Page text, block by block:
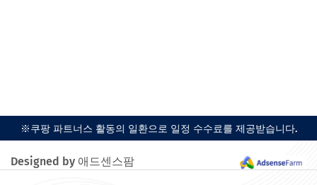
※쿠팡 파트너스 활동의 일환으로 일정 수수료를 제공받습니다.
Designed by 애드센스팜